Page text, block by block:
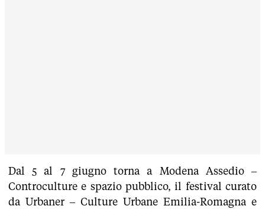
Dal 5 al 7 giugno torna a Modena Assedio –
Controculture e spazio pubblico, il festival curato
da Urbaner – Culture Urbane Emilia-Romagna e